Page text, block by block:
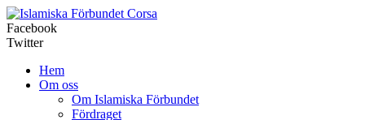
Corsa
Facebook
Twitter
Hem
Om oss
Om Islamiska Förbundet
Fördraget